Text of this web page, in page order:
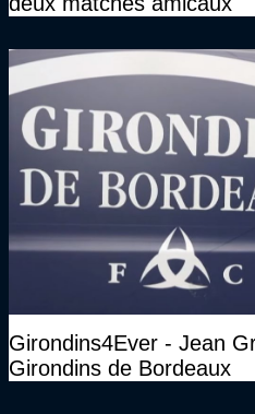
Girondins4Ever - Jean
Girondins de Bordeaux